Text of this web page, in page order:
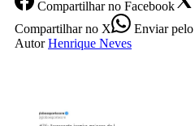
Compartilharno Facebook
Compartilharno X Enviarpelo
Autor Henrique Neves